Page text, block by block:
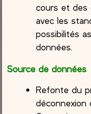
cours et des
avec les
possibilités
données.
Source de données
Refonte du
déconnexion